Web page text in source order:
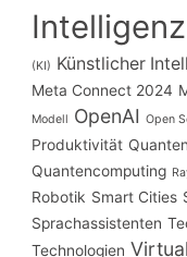
Intelligenz
(KI) Künstlicher
Meta Connect 2024
Modell OpenAI Open
Produktivität
Quantencomputing
Robotik Smart Cities
Sprachassistenten
Technologien